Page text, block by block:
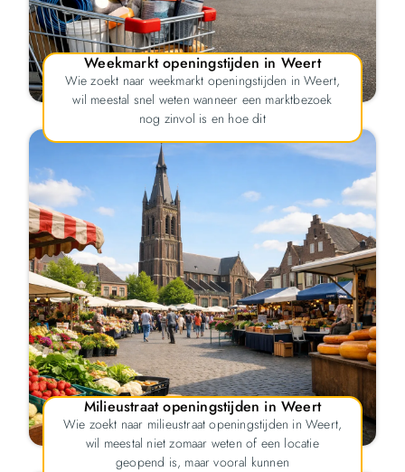
Weekmarkt openingstijden in Weert
Wie zoekt naar weekmarkt openingstijden in Weert,
wil meestal snel weten wanneer een marktbezoek
nog zinvol is en hoe dit
Milieustraat openingstijden in Weert
Wie zoekt naar milieustraat openingstijden in Weert,
wil meestal niet zomaar weten of een locatie
geopend is, maar vooral kunnen